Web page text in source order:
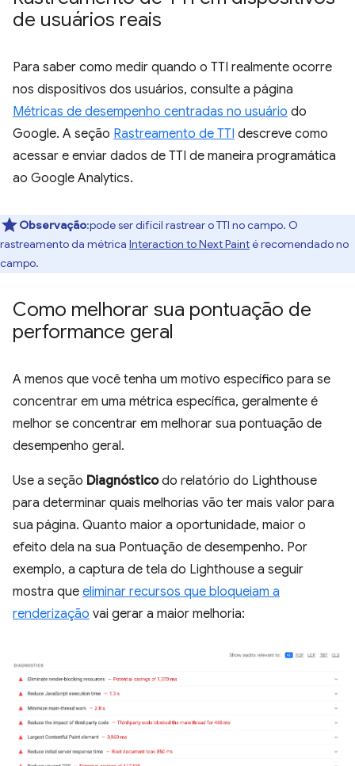
de usuários reais
Para saber como medir quando o TTI realmente ocorre
nos dispositivos dos usuários, consulte a página
Métricas de desempenho centradas no usuário do
Google. A seção Rastreamento de TTI descreve como
acessar e enviar dados de TTI de maneira programática
ao Google Analytics.
Observação:pode ser difícil rastrear o TTI no campo. O
rastreamento da métrica Interaction to Next Painté recomendado no
campo.
Como melhorar sua pontuação de
performance geral
A menos que você tenha um motivo específico para se
concentrar em uma métrica específica, geralmente é
melhor se concentrar em melhorar sua pontuação de
desempenho geral.
Use a seção Diagnósticodo relatório do Lighthouse
para determinar quais melhorias vão ter mais valor para
sua página. Quanto maior a oportunidade, maior o
efeito dela na sua Pontuação de desempenho. Por
exemplo, a captura de tela do Lighthouse a seguir
mostra que eliminar recursos que bloqueiam a
renderização vai gerar a maior melhoria: